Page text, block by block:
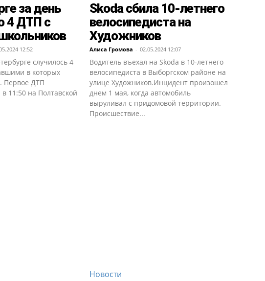
за день
4 ДТП с
12:52
случилось 4
в которых
Первое ДТП
11:50 на Полтавской
Skoda сбила 10-летнего
велосипедиста на
Художников
Алиса Громова - 02.05.2024 12:07
Водитель въехал на Skoda в 10-летнего
велосипедиста в Выборгском районе на
улице Художников.Инцидент произошел
днем 1 мая, когда автомобиль
выруливал с придомовой территории.
Происшествие...
Новости